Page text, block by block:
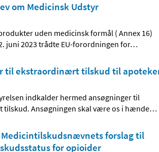
om Medicinsk Udstyr
uden medicinsk formål ( Annex 16)
juni 2023 trådte EU-forordningen for…
til ekstraordinært tilskud til
indkalder hermed ansøgninger til
Ansøgningen skal være os i hænde…
Medicintilskudsnævnets forslag til
for opioider